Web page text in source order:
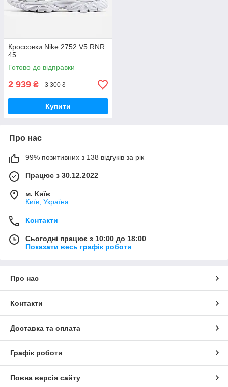
Кроссовки Nike 2752 V5 RNR
45
Готово до відправки
2 939 ₴ 3 300 ₴
Купити
Про нас
99% позитивних з 138 відгуків за рік
Працює з 30.12.2022
м. Київ
Київ, Україна
Контакти
Сьогодні працює з 10:00 до 18:00
Показати весь графік роботи
Про нас
Контакти
Доставка та оплата
Графік роботи
Повна версія сайту